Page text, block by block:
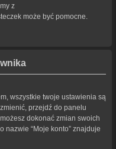
z
może być pomocne.
wszystkie twoje ustawienia są
przejdź do panelu
dokonać zmian swoich
nazwie “Moje konto” znajduje